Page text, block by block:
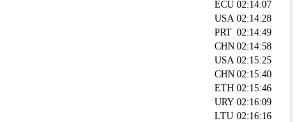
ECU 02:14:07
USA 02:14:28
PRT 02:14:49
CHN 02:14:58
USA 02:15:25
CHN 02:15:40
ETH 02:15:46
URY 02:16:09
LTU 02:16:16